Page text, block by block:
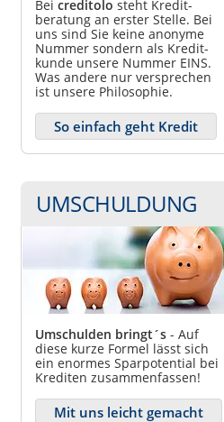
Bei creditolo steht Kredit­
beratung an erster Stelle. Bei
uns sind Sie keine anonyme
Nummer sondern als Kredit­
kunde unsere Nummer EINS.
Was andere nur ver­sprechen
ist unsere Philosophie.
So einfach geht Kredit
UMSCHULDUNG
Umschulden bringt´s - Auf
diese kurze Formel lässt sich
ein enormes Sparpotential bei
Krediten zusammenfassen!
Mit uns leicht gemacht